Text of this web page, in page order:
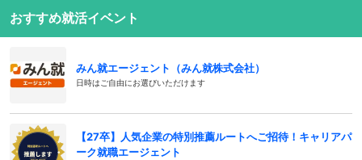
おすすめ就活イベント
みん就エージェント（みん就株式会社）
日時はご自由にお選びいただけます
【27卒】人気企業の特別推薦ルートへご招待！キャリアパ
ーク就職エージェント